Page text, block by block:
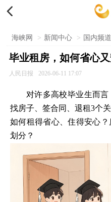

海峡网 > 新闻中心 > 国内频道
毕业租房，如何省心
人民日报 2026-06-11 17:07
对许多高校毕业生而言
找房子、签合同、退租3个
如何租得省心、住得安心
划分？